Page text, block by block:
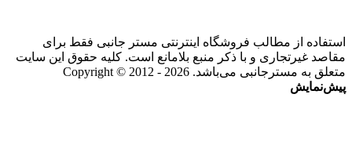
استفاده از مطالب فروشگاه اینترنتی مستر جانبی فقط برای
مقاصد غیرتجاری و با ذکر منبع بلامانع است. کلیه حقوق این سایت
متعلق به مسترجانبی می‌باشد. Copyright © 2012 - 2026
پیش‌نمایش